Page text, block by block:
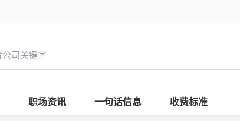
职场资讯 一句话信息 收费标准